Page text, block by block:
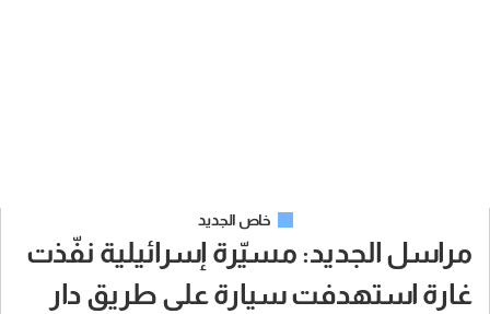
خاص الجديد
مراسل الجديد: مسيّرة إسرائيلية نفّذت
غارة استهدفت سيارة على طريق دار